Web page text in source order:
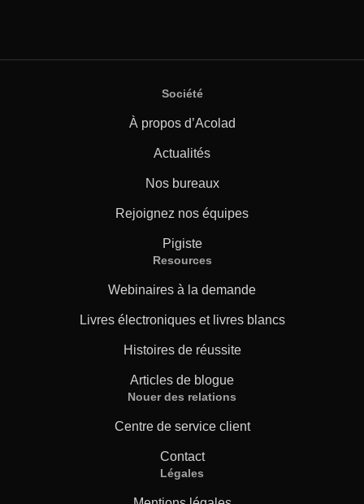
Société
À propos d’Acolad
Actualités
Nos bureaux
Rejoignez nos équipes
Pigiste
Resources
Webinaires à la demande
Livres électroniques et livres blancs
Histoires de réussite
Articles de blogue
Nouer des relations
Centre de service client
Contact
Légales